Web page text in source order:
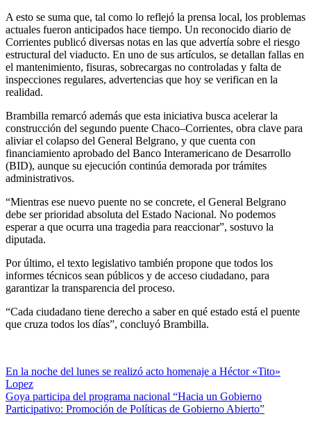
A esto se suma que, tal como lo reflejó la prensa local, los problemas
actuales fueron anticipados hace tiempo. Un reconocido diario de
Corrientes publicó diversas notas en las que advertía sobre el riesgo
estructural del viaducto. En uno de sus artículos, se detallan fallas en
el mantenimiento, fisuras, sobrecargas no controladas y falta de
inspecciones regulares, advertencias que hoy se verifican en la
realidad.
Brambilla remarcó además que esta iniciativa busca acelerar la
construcción del segundo puente Chaco–Corrientes, obra clave para
aliviar el colapso del General Belgrano, y que cuenta con
financiamiento aprobado del Banco Interamericano de Desarrollo
(BID), aunque su ejecución continúa demorada por trámites
administrativos.
“Mientras ese nuevo puente no se concrete, el General Belgrano
debe ser prioridad absoluta del Estado Nacional. No podemos
esperar a que ocurra una tragedia para reaccionar”, sostuvo la
diputada.
Por último, el texto legislativo también propone que todos los
informes técnicos sean públicos y de acceso ciudadano, para
garantizar la transparencia del proceso.
“Cada ciudadano tiene derecho a saber en qué estado está el puente
que cruza todos los días”, concluyó Brambilla.
Navegación
de
entradas
En la noche del lunes se realizó acto homenaje a Héctor «Tito»
Lopez
Goya participa del programa nacional “Hacia un Gobierno
Participativo: Promoción de Políticas de Gobierno Abierto”